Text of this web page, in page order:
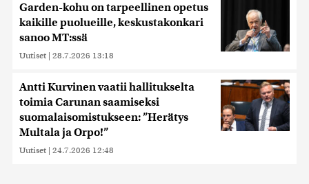
Garden-kohu on tarpeellinen opetus
kaikille puolueille, keskustakonkari
sanoo MT:ssä
Uutiset | 28.7.2026 13:18
Antti Kurvinen vaatii hallitukselta
toimia Carunan saamiseksi
suomalaisomistukseen: ”Herätys
Multala ja Orpo!”
Uutiset | 24.7.2026 12:48